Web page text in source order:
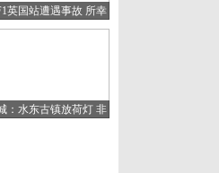
英国站遭遇事故 所幸
人无大碍
：水东古镇放荷灯 非